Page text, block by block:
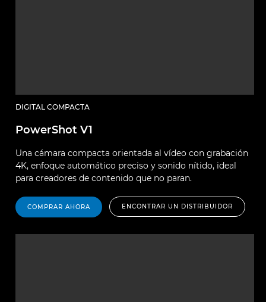
DIGITAL COMPACTA
PowerShot V1
Una cámara compacta orientada al vídeo con grabación
4K, enfoque automático preciso y sonido nítido, ideal
para creadores de contenido que no paran.
COMPRAR AHORA ENCONTRAR UN DISTRIBUIDOR